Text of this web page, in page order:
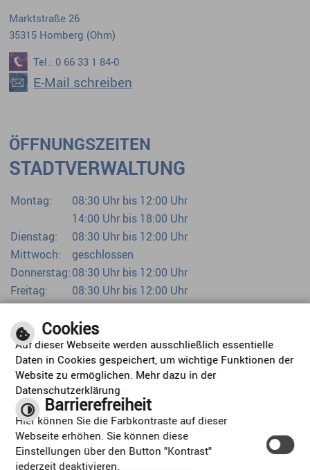
Marktstraße 26
35315 Homberg (Ohm)
Tel.: 0 66 33 1 84-0
E-Mail schreiben
ÖFFNUNGSZEITEN
STADTVERWALTUNG
Montag:
08:30 Uhr bis 12:00 Uhr
14:00 Uhr bis 18:00 Uhr
Dienstag:
08:30 Uhr bis 12:00 Uhr
Mittwoch:
geschlossen
Donnerstag:08:30 Uhr bis 12:00 Uhr
Freitag:
08:30 Uhr bis 12:00 Uhr
Bürgerbüro bereits ab 07:00 Uhr
ORTSPLAN
Cookies
Auf dieser Webseite werden ausschließlich essentielle
Daten in Cookies gespeichert, um wichtige Funktionen der
Website zu ermöglichen. Mehr dazu in der
Datenschutzerklärung
Barrierefreiheit
Hier können Sie die Farbkontraste auf dieser
Webseite erhöhen. Sie können diese
Einstellungen über den Button "Kontrast"
jederzeit deaktivieren.